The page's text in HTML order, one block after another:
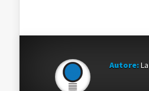
Autore: